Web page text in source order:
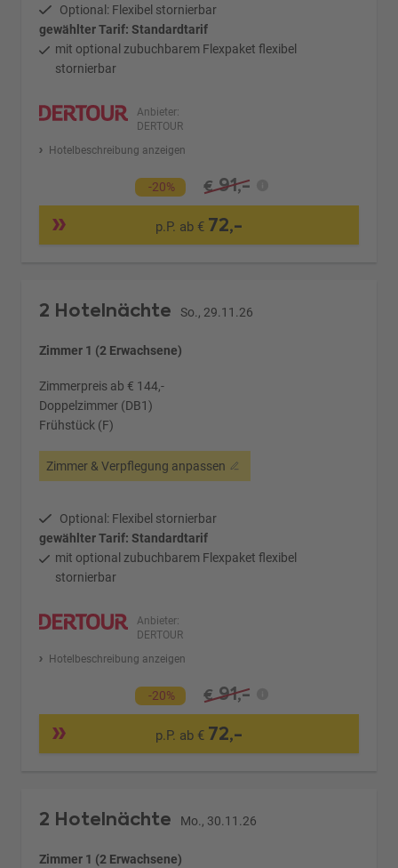
Optional: Flexibel stornierbar
gewählter Tarif: Standardtarif
mit optional zubuchbarem Flexpaket flexibel
stornierbar
Anbieter:
DERTOUR
Hotelbeschreibung anzeigen
-20% € 91,-
p.P. ab € 72,-
2 Hotelnächte So., 29.11.26
Zimmer 1 (2 Erwachsene)
Zimmerpreis ab € 144,-
Doppelzimmer (DB1)
Frühstück (F)
Zimmer & Verpflegung anpassen
Optional: Flexibel stornierbar
gewählter Tarif: Standardtarif
mit optional zubuchbarem Flexpaket flexibel
stornierbar
Anbieter:
DERTOUR
Hotelbeschreibung anzeigen
-20% € 91,-
p.P. ab € 72,-
2 Hotelnächte Mo., 30.11.26
Zimmer 1 (2 Erwachsene)